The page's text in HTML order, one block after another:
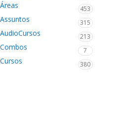
Áreas 453
Assuntos 315
AudioCursos 213
Combos 7
Cursos 380